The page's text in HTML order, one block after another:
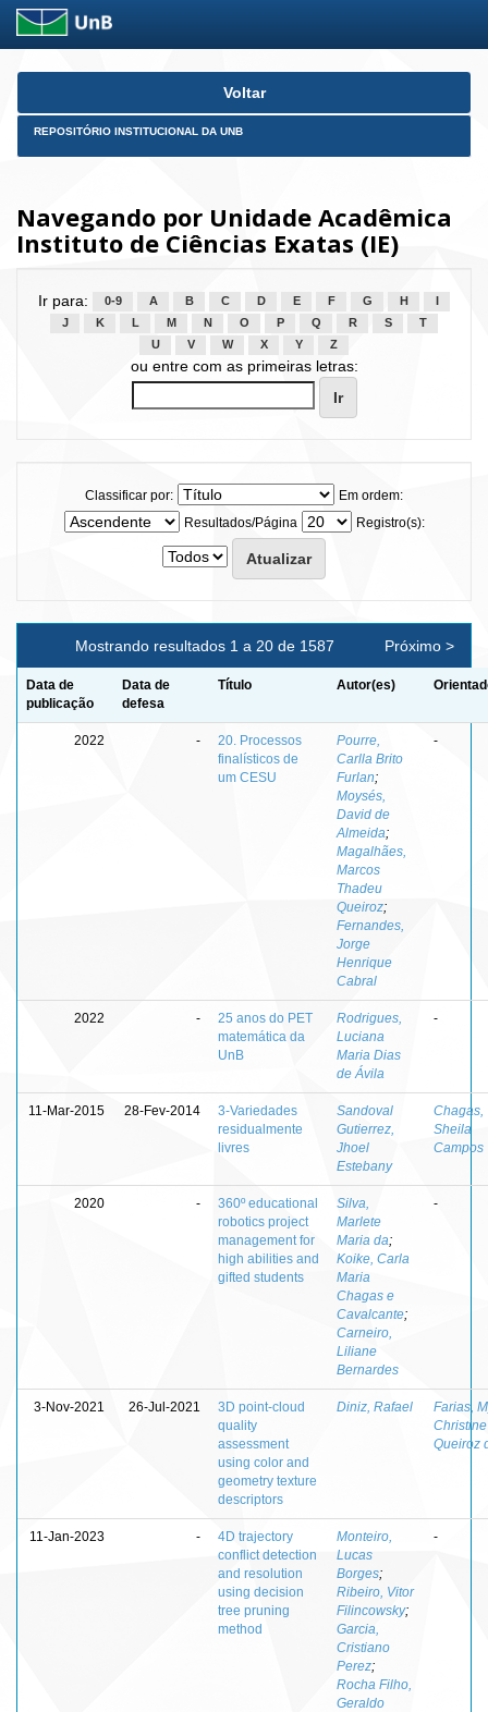
Skip
Voltar
REPOSITÓRIO INSTITUCIONAL DA UNB
Navegando por Unidade Acadêmica
Instituto de Ciências Exatas (IE)
Ir para: 0-9 A B C D E F G H
J
K L M N O P Q R S
T
U
V W X Y Z
ou entre com as primeiras letras:
Classificar por:
Em ordem:
Resultados/Página
Registro(s):
Mostrando resultados 1 a 20 de 1587 Próximo >
Data de
publicação
Data de
defesa
Título Autor(es)
2022 -
20. Processos
finalísticos de
um CESU
Pourre,
Carlla Brito
Furlan;
Moysés,
David de
Almeida;
Magalhães,
Marcos
Thadeu
Queiroz;
Fernandes,
Jorge
Henrique
Cabral
-
2022 -
25 anos do PET
matemática da
UnB
Rodrigues,
Luciana
Maria Dias
de Ávila
-
11-Mar-2015 28-Fev-2014
3-Variedades
residualmente
livres
Sandoval
Gutierrez,
Jhoel
Estebany
Chagas,
Sheila
Campos
2020 -
360º educational
robotics project
management for
high abilities and
gifted students
Silva,
Marlete
Maria da;
Koike, Carla
Maria
Chagas e
Cavalcante;
Carneiro,
Liliane
Bernardes
-
3-Nov-2021 26-Jul-2021
3D point-cloud
quality
assessment
using color and
geometry texture
descriptors
Diniz, Rafael
Farias,
Christine
Queiroz
11-Jan-2023 -
4D trajectory
conflict detection
and resolution
using decision
tree pruning
method
Monteiro,
Lucas
Borges;
Ribeiro, Vitor
Filincowsky;
Garcia,
Cristiano
Perez;
Rocha Filho,
Geraldo
-